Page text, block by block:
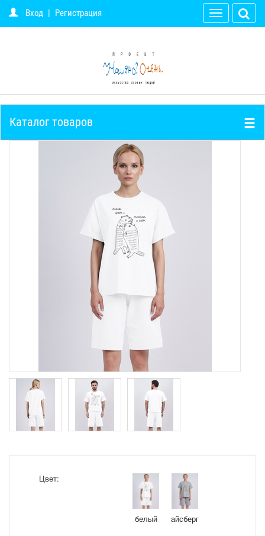
Вход | Регистрация
Toggle
navigation
Каталог товаров
Цвет:
белый айсберг